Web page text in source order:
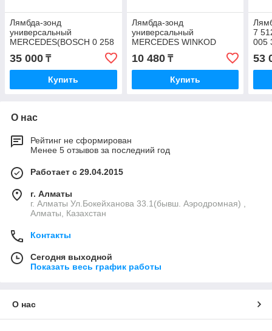
Лямбда-зонд
универсальный
MERCEDES(BOSCH 0 258
35 000 ₸
Купить
Лямбда-зонд
универсальный
MERCEDES WINKOD
WLS0021 (BOSCH 0 258
986 505)
10 480₸
Купить
7
005
53
О нас
Рейтинг не сформирован
Менее 5 отзывов за последний год
Работает с 29.04.2015
г. Алматы
г. Алматы Ул.Бокейханова 33.1(бывш. Аэродромная) ,
Алматы, Казахстан
Контакты
Сегодня выходной
Показать весь график работы
О нас